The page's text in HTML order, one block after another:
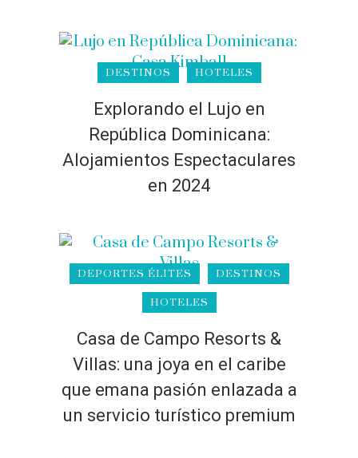
DESTINOS HOTELES
Explorando el Lujo en
República Dominicana:
Alojamientos Espectaculares
en 2024
DEPORTES ÉLITES DESTINOS
HOTELES
Casa de Campo Resorts &
Villas: una joya en el caribe
que emana pasión enlazada a
un servicio turístico premium